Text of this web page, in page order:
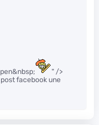
" />
facebook une